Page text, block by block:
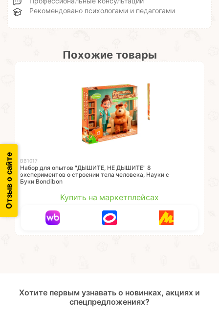
Рекомендовано психологами и педагогами
Похожие товары
ВВ1017
Набор для опытов "ДЫШИТЕ, НЕ ДЫШИТЕ" 8
экспериментов о строении тела человека, Науки с
Буки Bondibon
Купить на маркетплейсах
Отзыв о сайте
Хотите первым узнавать о новинках, акциях и
спецпредложениях?